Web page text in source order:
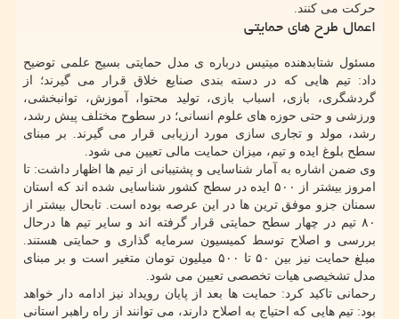
حرکت می کنند.
اعمال طرح های حمایتی
مسئول شتابدهنده میتیس درباره ی مدل حمایتی بسیج علمی توضیح
داد: تیم هایی که در دسته بندی صنایع خلاق قرار می گیرند؛ از
گردشگری، بازی، اسباب بازی، تولید محتوا، آموزش، توانبخشی،
ورزشی و حتی حوزه های علوم انسانی؛ در سطوح مختلف پیش رشد،
رشد، مولد و تجاری سازی مورد ارزیابی قرار می گیرند. بر مبنای
سطح بلوغ ایده و تیم، میزان حمایت مالی تعیین می شود.
وی ضمن اشاره به آمار شناسایی و پشتیبانی از تیم ها اظهار داشت: تا
امروز بیشتر از ۵۰۰ ایده در سطح کشور شناسایی شده اند که استان
سمنان جزو موفق ترین ها در این عرصه بوده است. تابحال بیشتر از
۸۰ تیم در چهار سطح حمایتی قرار گرفته اند و سایر تیم ها درحال
بررسی و اصلاح توسط کمیسیون سرمایه گذاری و حمایتی هستند.
مبلغ حمایت نیز بین ۵۰ تا ۵۰۰ میلیون تومان متغیر است و بر مبنای
مدل تشخیصی هیات تخصصی تعیین می شود.
رحمانی تاکید کرد: حمایت ها بعد از پایان رویداد نیز ادامه دار خواهد
بود: تیم هایی که احتیاج به اصلاح دارند، می توانند از راه راهبر استانی